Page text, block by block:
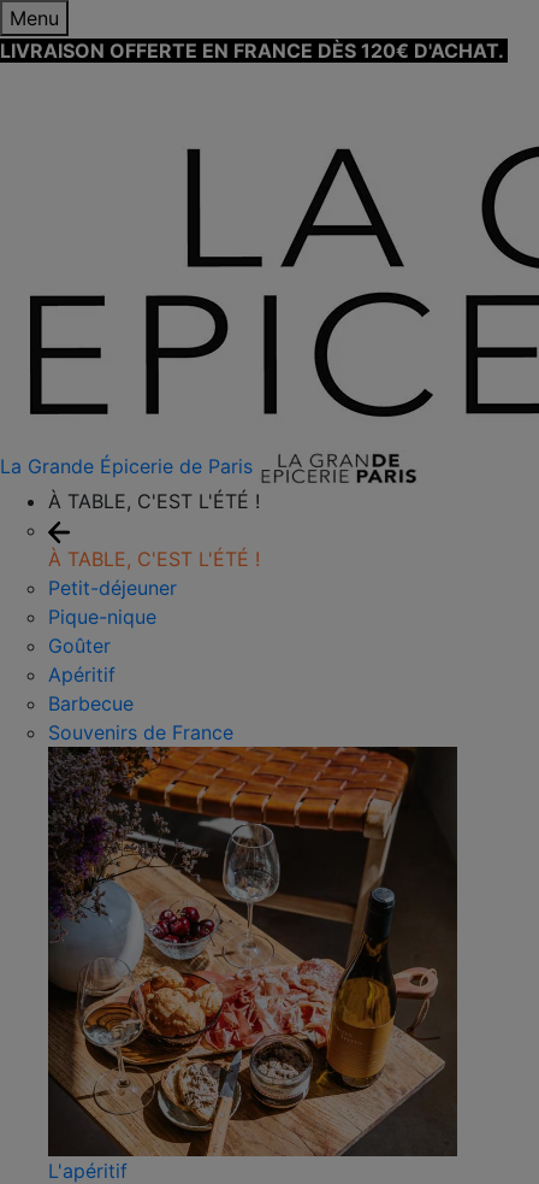
Menu
LIVRAISON OFFERTE EN FRANCE DÈS 120€ D'ACHAT.
La Grande Épicerie de Paris
À TABLE, C'EST L'ÉTÉ !
À TABLE, C'EST L'ÉTÉ !
Petit-déjeuner
Pique-nique
Goûter
Apéritif
Barbecue
Souvenirs de France
L'apéritif